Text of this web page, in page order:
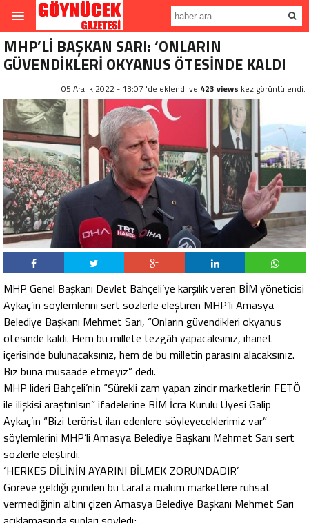
MHP’Lİ BAŞKAN SARI: ‘ONLARIN
GÜVENDİKLERİ OKYANUS ÖTESİNDE KALDI
05 Aralık 2022 - 13:07 'de eklendi ve 423 views kez görüntülendi.
MHP Genel Başkanı Devlet Bahçeli’ye karşılık veren BİM yöneticisi
Aykaç’ın söylemlerini sert sözlerle eleştiren MHP’li Amasya
Belediye Başkanı Mehmet Sarı, “Onların güvendikleri okyanus
ötesinde kaldı. Hem bu millete tezgâh yapacaksınız, ihanet
içerisinde bulunacaksınız, hem de bu milletin parasını alacaksınız.
Biz buna müsaade etmeyiz” dedi.
MHP lideri Bahçeli’nin “Sürekli zam yapan zincir marketlerin FETÖ
ile ilişkisi araştırılsın” ifadelerine BİM İcra Kurulu Üyesi Galip
Aykaç’ın “Bizi terörist ilan edenlere söyleyeceklerimiz var”
söylemlerini MHP’li Amasya Belediye Başkanı Mehmet Sarı sert
sözlerle eleştirdi.
‘HERKES DİLİNİN AYARINI BİLMEK ZORUNDADIR’
Göreve geldiği günden bu tarafa malum marketlere ruhsat
vermediğinin altını çizen Amasya Belediye Başkanı Mehmet Sarı